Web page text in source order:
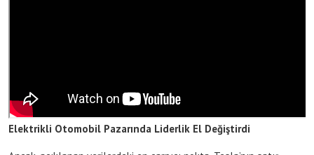
Elektrikli Otomobil Pazarında Liderlik El Değiştirdi